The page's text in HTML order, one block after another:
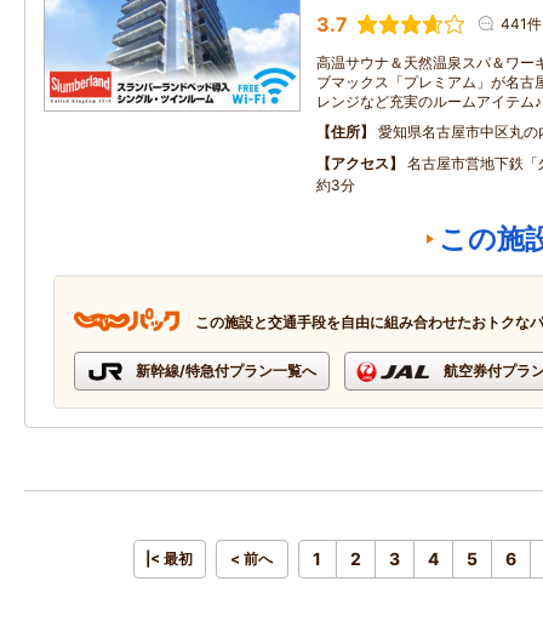
3.7 441件
高温サウナ＆天然温泉スパ＆ワー
ブマックス「プレミアム」が名古
レンジなど充実のルームアイテム♪
住所
愛知県名古屋市中区丸
アクセス
名古屋市営地下鉄
約3分
この施
この施設と交通手段を自由に組み合わせたおトクな
新幹線/特急付プラン一覧へ 航空券付プラ
|< 最初 < 前へ 1 2 3 4 5 6